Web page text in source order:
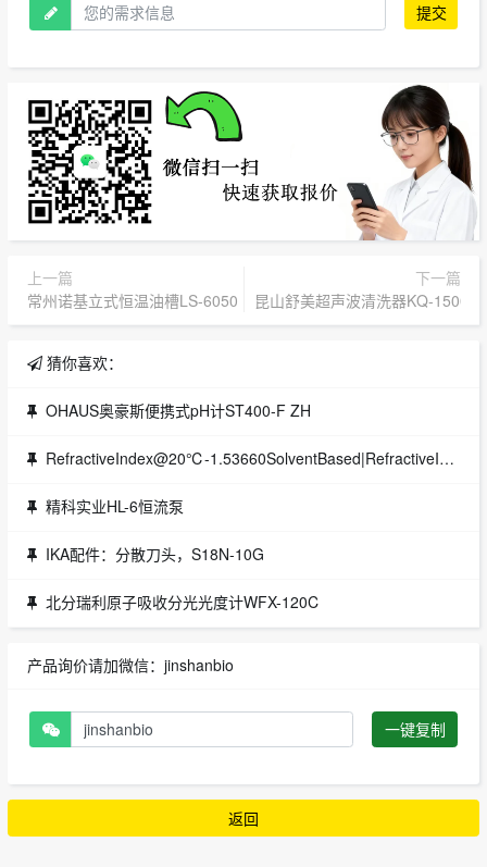
提交
上一篇
常州诺基立式恒温油槽LS-6050
下一篇
昆山舒美超声波清洗器KQ-
猜你喜欢：
OHAUS奥豪斯便携式pH计ST400-F ZH
RefractiveIndex@20℃-1.53660SolventBased|RefractiveIndex@20℃-1.53660SolventBased|折射率标准液
精科实业HL-6恒流泵
IKA配件：分散刀头，S18N-10G
北分瑞利原子吸收分光光度计WFX-120C
产品询价请加微信：jinshanbio
一键复制
返回